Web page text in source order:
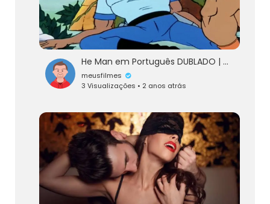
He Man em Português DUBLADO | O Gato e a Aranha | Desenhos Animados
meusfilmes
3 Visualizações • 2 anos atrás